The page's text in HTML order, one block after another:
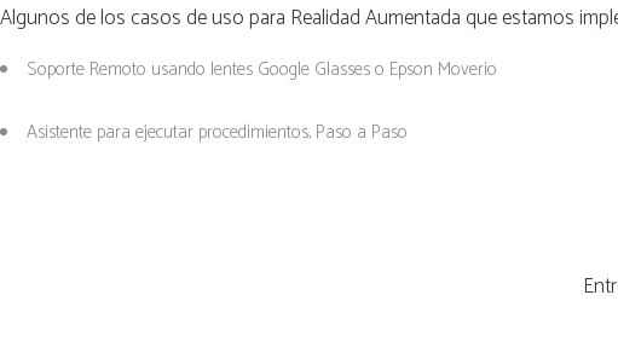
Algunos de los casos de uso para Realidad Aumentada que estamos
Soporte Remoto usando lentes Google Glasses o Epson Moverio
Asistente para ejecutar procedimientos, Paso a Paso